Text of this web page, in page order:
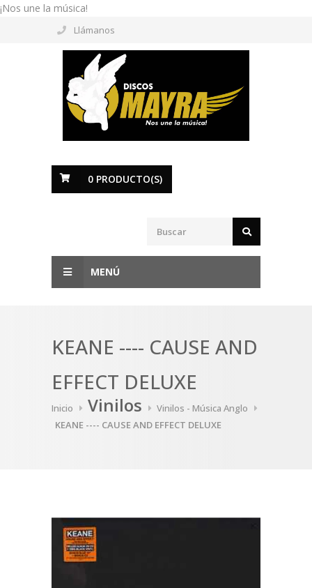
¡Nos une la música!
Llámanos
0 PRODUCTO(S)
MENÚ
KEANE ---- CAUSE AND
EFFECT DELUXE
Inicio Vinilos
Vinilos - Música Anglo
KEANE ---- CAUSE AND EFFECT DELUXE